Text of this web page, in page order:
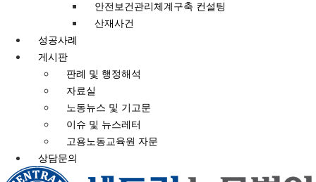
안전보건관리체계구축 컨설팅
산재사건
성공사례
게시판
판례 및 행정해석
자료실
노동뉴스 및 기고문
이슈 및 뉴스레터
고용노동교육원 자문
상담문의